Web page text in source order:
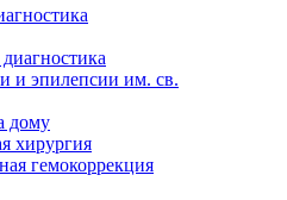
и эпилепсии им. св.
дому
хирургия
гемокоррекция